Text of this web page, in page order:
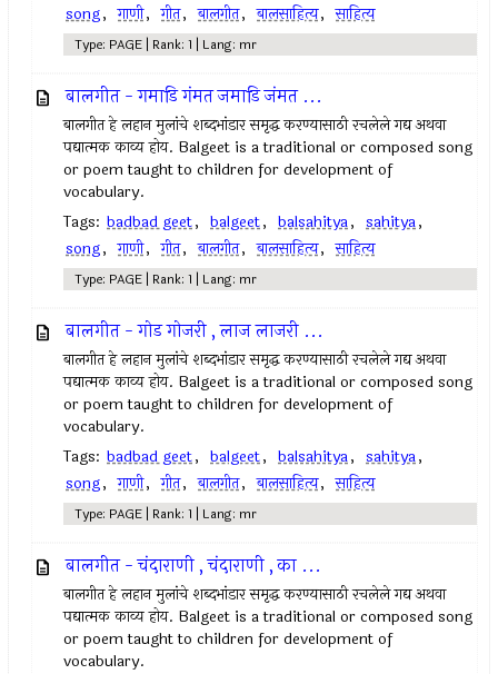
song, गाणी, गीत, बालगीत, बालसाहित्य, साहित्य
Type: PAGE | Rank: 1 | Lang: mr
बालगीत - गमाडि गंमत जमाडि जंमत ...
बालगीत हे लहान मुलांचे शब्दभांडार समृद्ध करण्यासाठी रचलेले गद्य अथवा
पद्यात्मक काव्य होय. Balgeet is a traditional or composed song
or poem taught to children for development of
vocabulary.
Tags: badbad geet, balgeet, balsahitya, sahitya,
song, गाणी, गीत, बालगीत, बालसाहित्य, साहित्य
Type: PAGE | Rank: 1 | Lang: mr
बालगीत - गोड गोजरी , लाज लाजरी ...
बालगीत हे लहान मुलांचे शब्दभांडार समृद्ध करण्यासाठी रचलेले गद्य अथवा
पद्यात्मक काव्य होय. Balgeet is a traditional or composed song
or poem taught to children for development of
vocabulary.
Tags: badbad geet, balgeet, balsahitya, sahitya,
song, गाणी, गीत, बालगीत, बालसाहित्य, साहित्य
Type: PAGE | Rank: 1 | Lang: mr
बालगीत - चंदाराणी , चंदाराणी , का ...
बालगीत हे लहान मुलांचे शब्दभांडार समृद्ध करण्यासाठी रचलेले गद्य अथवा
पद्यात्मक काव्य होय. Balgeet is a traditional or composed song
or poem taught to children for development of
vocabulary.